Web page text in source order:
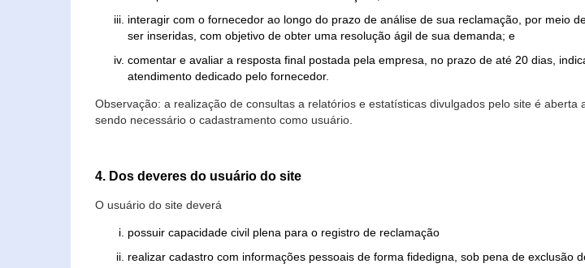
interagir com o fornecedor ao longo do prazo de análise de sua reclamação, por meio
ser inseridas, com objetivo de obter uma resolução ágil de sua demanda; e
comentar e avaliar a resposta final postada pela empresa, no prazo de até 20 dias,
atendimento dedicado pelo fornecedor.
Observação: a realização de consultas a relatórios e estatísticas divulgados pelo site é
sendo necessário o cadastramento como usuário.
4. Dos deveres do usuário do site
O usuário do site deverá
possuir capacidade civil plena para o registro de reclamação
realizar cadastro com informações pessoais de forma fidedigna, sob pena de exclusão